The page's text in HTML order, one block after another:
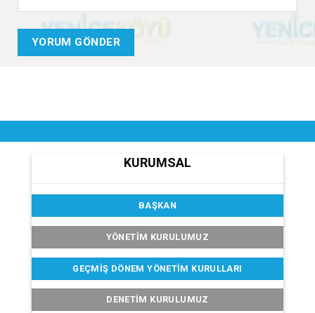
KURUMSAL
BAŞKAN
YÖNETİM KURULUMUZ
GEÇMIŞ DÖNEM YÖNETIM KURULLARI
DENETIM KURULUMUZ